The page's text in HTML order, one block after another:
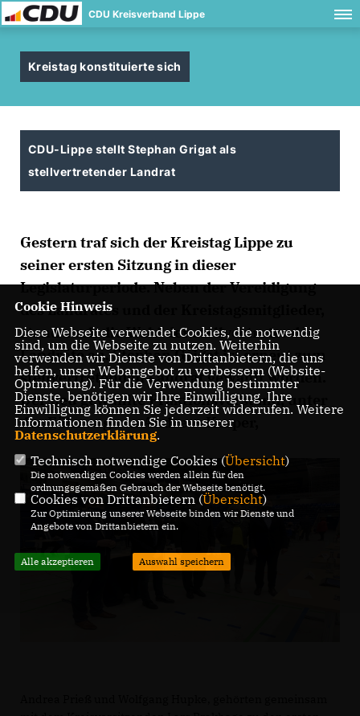
CDU Kreisverband Lippe
Kreistag konstituierte sich
CDU-Lippe stellt Stephan Grigat als
stellvertretender Landrat
Gestern traf sich der Kreistag Lippe zu
seiner ersten Sitzung in dieser
Legislaturperiode. Neben der Vereidigung
des Landrates und der Kreistagsmitglieder,
stand auch die Wahl der stellvertretenden
Landräte an. Stephan Grigat ist erneut zum
stellvertretenden Landrat gewählt worden.
Der neu gewählte Fraktionsvorstand, unter
der Führung von Andreas Kasper,
Cookie Hinweis
Diese Webseite verwendet Cookies, die notwendig
sind, um die Webseite zu nutzen. Weiterhin
verwenden wir Dienste von Drittanbietern, die uns
helfen, unser Webangebot zu verbessern (Website-
Optmierung). Für die Verwendung bestimmter
Dienste, benötigen wir Ihre Einwilligung. Ihre
Einwilligung können Sie jederzeit widerrufen. Weitere
Informationen finden Sie in unserer
Datenschutzerklärung.
Technisch notwendige Cookies (Übersicht)
Die notwendigen Cookies werden allein für den
ordnungsgemäßen Gebrauch der Webseite benötigt.
Cookies von Drittanbietern (Übersicht)
Zur Optimierung unserer Webseite binden wir Dienste und
Angebote von Drittanbietern ein.
Alle akzeptieren Auswahl speichern